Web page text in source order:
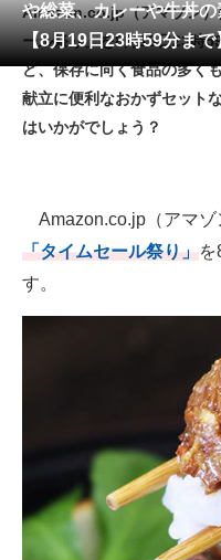
工具・DIY
生活家電
空調・季節家電
メディア
スマホと通信の最新トレン
進化するPCとデバイスの
好きが集まる 比べて選べ
や総菜、カレーや牛丼
【8月19日23時59分まで
Amazon.co.jp（アマゾン）
ール祭り」を8月19日23時
ど、保存に向く食品の多く
献立に便利なおかずセット
はいかがでしょう？
Amazon.co.jp（アマゾ
「タイムセール祭り」
す。